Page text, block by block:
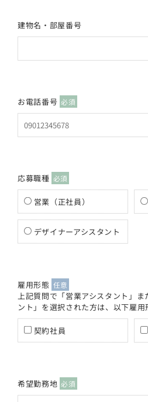
建物名・部屋番号
お電話番号 必須
応募職種 必須
営業（正社員）
デザイナーアシスタント
雇用形態 任意
上記質問で「営業アシスタント」ま
ント」を選択された方は、以下雇用
契約社員
希望勤務地 必須